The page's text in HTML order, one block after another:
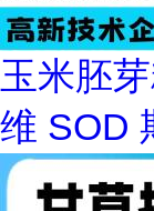
玉米胚
维 SOD